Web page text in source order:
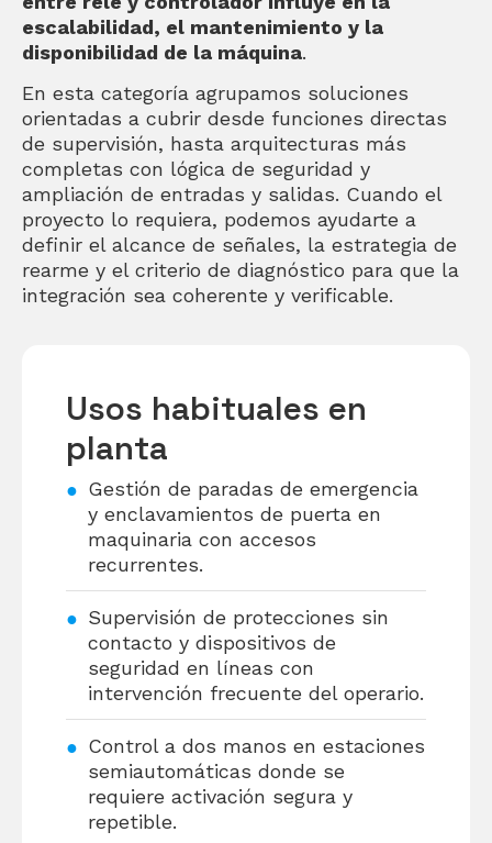
escalabilidad, el mantenimiento y la
disponibilidad de la máquina.
En esta categoría agrupamos soluciones
orientadas a cubrir desde funciones directas
de supervisión, hasta arquitecturas más
completas con lógica de seguridad y
ampliación de entradas y salidas. Cuando el
proyecto lo requiera, podemos ayudarte a
definir el alcance de señales, la estrategia de
rearme y el criterio de diagnóstico para que la
integración sea coherente y verificable.
Usos habituales en
planta
Gestión de paradas de emergencia
y enclavamientos de puerta en
maquinaria con accesos
recurrentes.
Supervisión de protecciones sin
contacto y dispositivos de
seguridad en líneas con
intervención frecuente del operario.
Control a dos manos en estaciones
semiautomáticas donde se
requiere activación segura y
repetible.